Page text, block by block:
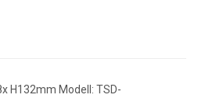
H132mm Modell: TSD-